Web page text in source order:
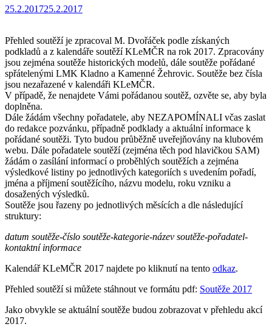
25.2.201725.2.2017
Přehled soutěží je zpracoval M. Dvořáček podle získaných
podkladů a z kalendáře soutěží KLeMČR na rok 2017. Zpracovány
jsou zejména soutěže historických modelů, dále soutěže pořádané
spřátelenými LMK Kladno a Kamenné Žehrovic. Soutěže bez čísla
jsou nezařazené v kalendáři KLeMČR.
V případě, že nenajdete Vámi pořádanou soutěž, ozvěte se, aby byla
doplněna.
Dále žádám všechny pořadatele, aby NEZAPOMÍNALI včas zaslat
do redakce pozvánku, případně podklady a aktuální informace k
pořádané soutěži. Tyto budou průběžně uveřejňovány na klubovém
webu. Dále pořadatele soutěží (zejména těch pod hlavičkou SAM)
žádám o zasílání informací o proběhlých soutěžích a zejména
výsledkové listiny po jednotlivých kategoriích s uvedením pořadí,
jména a příjmení soutěžícího, názvu modelu, roku vzniku a
dosažených výsledků.
Soutěže jsou řazeny po jednotlivých měsících a dle následující
struktury:
datum soutěže-číslo soutěže-kategorie-název soutěže-pořadatel-
kontaktní informace
Kalendář KLeMČR 2017 najdete po kliknutí na tento odkaz.
Přehled soutěží si můžete stáhnout ve formátu pdf: Soutěže 2017
Jako obvykle se aktuální soutěže budou zobrazovat v přehledu akcí
2017.